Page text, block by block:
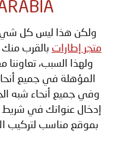
ولكن هذا ليس كل
متجر إطارات بالقرب منك
ولهذا السبب،
المؤهلة في جميع
وفي جميع أنحاء شبه
إدخال عنوانك في شريط
بموقع مناسب لتركيب